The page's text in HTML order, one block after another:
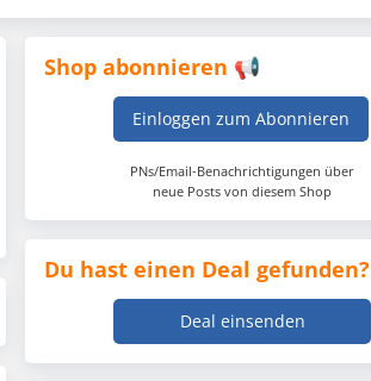
Shop abonnieren 📢
Einloggen zum Abonnieren
PNs/Email-Benachrichtigungen über
neue Posts von diesem Shop
Du hast einen Deal gefunden?
Deal einsenden